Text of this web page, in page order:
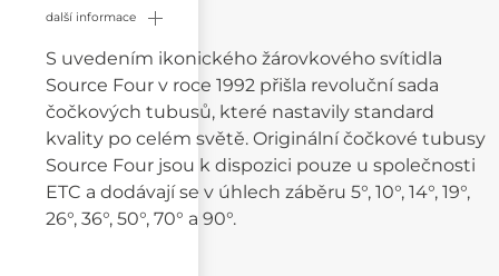
další informace
S uvedením ikonického žárovkového svítidla
Source Four v roce 1992 přišla revoluční sada
čočkových tubusů, které nastavily standard
kvality po celém světě. Originální čočkové tubusy
Source Four jsou k dispozici pouze u společnosti
ETC a dodávají se v úhlech záběru 5°, 10°, 14°, 19°,
26°, 36°, 50°, 70° a 90°.